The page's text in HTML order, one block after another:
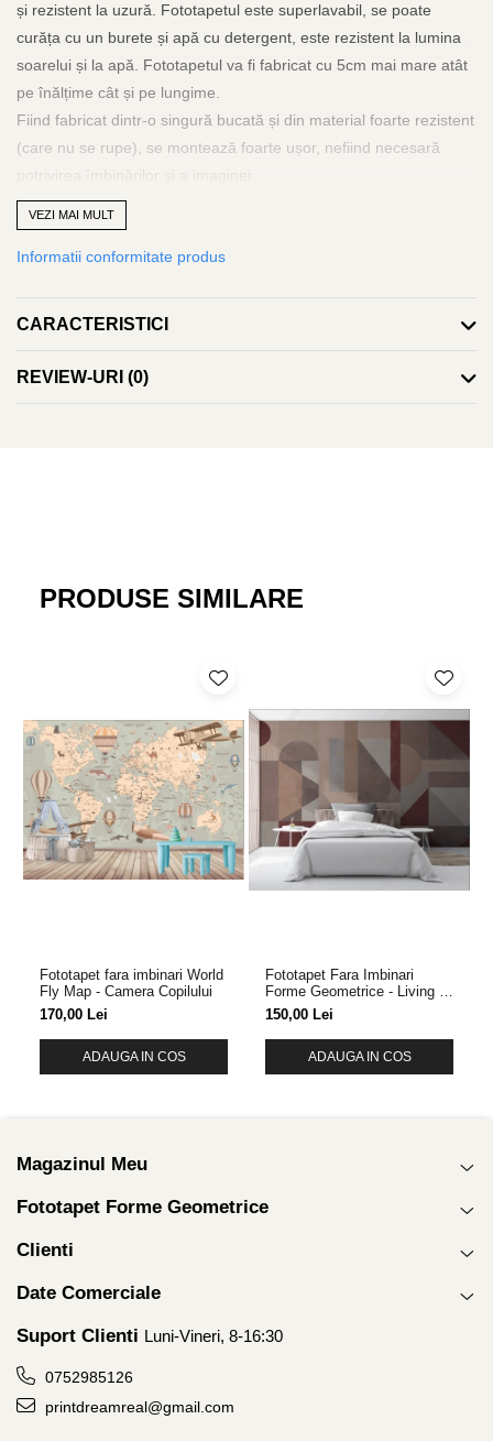
și rezistent la uzură. Fototapetul este superlavabil, se poate
curăța cu un burete și apă cu detergent, este rezistent la lumina
soarelui și la apă. Fototapetul va fi fabricat cu 5cm mai mare atât
pe înălțime cât și pe lungime.
Fiind fabricat dintr-o singură bucată și din material foarte rezistent
(care nu se rupe), se montează foarte ușor, nefiind necesară
Adezivul se va aplica doar pe perete, iar tapetul se va aplica pe
orizontală de la stânga la dreapta sau invers și se va scoate aerul
și surplusul de adeziv cu ajutorul unei lavete curate, rola de silicon
fără a risca ruperea.
adeziv pastă la găleată, pentru tapet greu. Grosimea tapetului
VEZI MAI MULT
Informatii conformitate produs
CARACTERISTICI
REVIEW-URI (0)
PRODUSE SIMILARE
Fototapet fara imbinari World
Fly Map - Camera Copilului
170,00 Lei
ADAUGA IN COS
Fototapet Fara Imbinari
Forme Geometrice - Living &
Dormitor
150,00 Lei
ADAUGA IN COS
Magazinul Meu
Fototapet Forme Geometrice
Clienti
Date Comerciale
Suport Clienti Luni-Vineri, 8-16:30
0752985126
printdreamreal@gmail.com